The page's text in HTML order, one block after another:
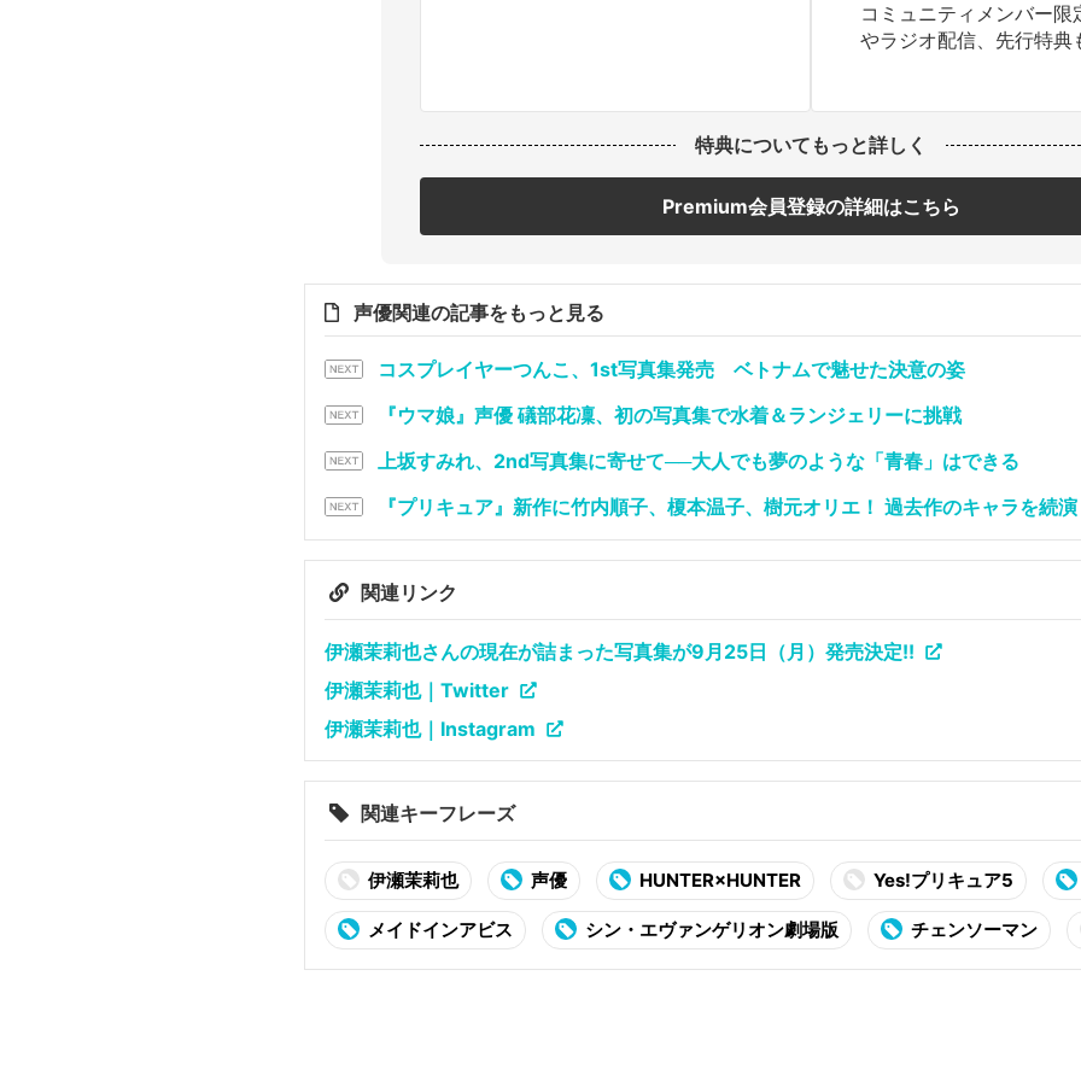
コミュニティメンバー限
やラジオ配信、先行特典
特典についてもっと詳しく
Premium会員登録の詳細はこちら
声優関連の記事をもっと見る
コスプレイヤーつんこ、1st写真集発売 ベトナムで魅せた決意の姿
『ウマ娘』声優 礒部花凜、初の写真集で水着＆ランジェリーに挑戦
上坂すみれ、2nd写真集に寄せて──大人でも夢のような「青春」はできる
『プリキュア』新作に竹内順子、榎本温子、樹元オリエ！ 過去作のキャラを続演
関連リンク
伊瀬茉莉也さんの現在が詰まった写真集が9月25日（月）発売決定!!
伊瀬茉莉也｜Twitter
伊瀬茉莉也｜Instagram
関連キーフレーズ
伊瀬茉莉也 声優 HUNTER×HUNTER Yes!プリキュア5
メイドインアビス シン・エヴァンゲリオン劇場版 チェンソーマン